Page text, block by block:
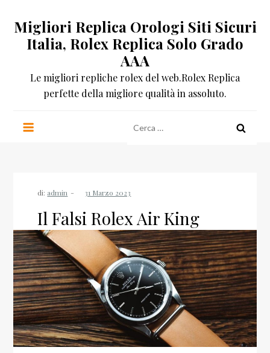
contenuto
Migliori Replica Orologi Siti Sicuri
Italia, Rolex Replica Solo Grado
AAA
Le migliori repliche rolex del web.Rolex Replica
perfette della migliore qualità in assoluto.
per:
di: admin
Il Falsi Rolex Air King